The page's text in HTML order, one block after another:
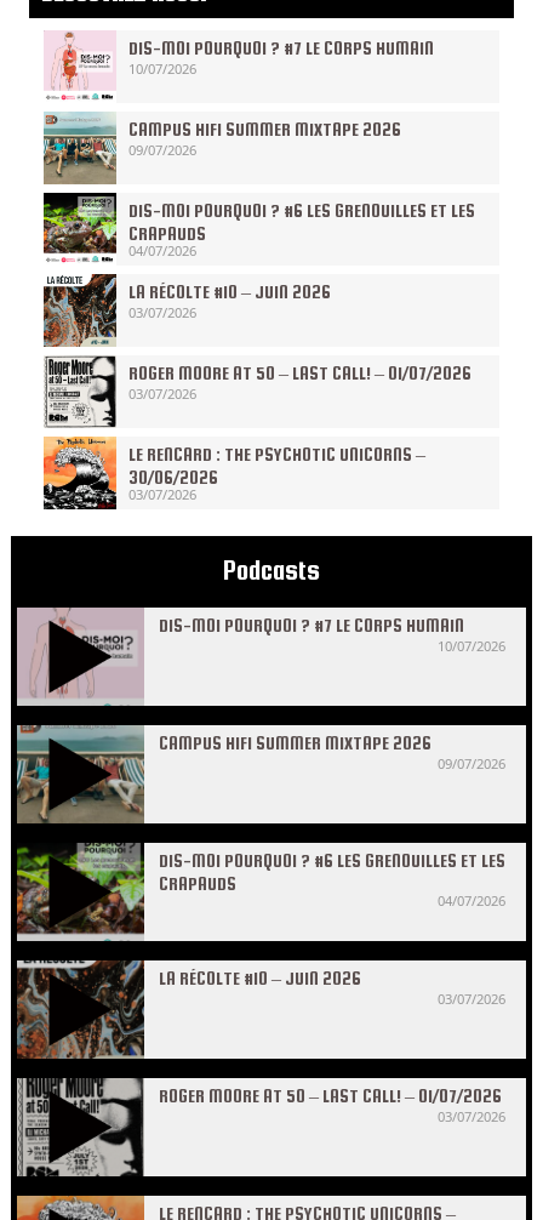
DIS-MOI POURQUOI ? #7 LE CORPS HUMAIN
10/07/2026
CAMPUS HIFI SUMMER MIXTAPE 2026
09/07/2026
DIS-MOI POURQUOI ? #6 LES GRENOUILLES ET LES
CRAPAUDS
04/07/2026
LA RÉCOLTE #10 – JUIN 2026
03/07/2026
ROGER MOORE AT 50 – LAST CALL! – 01/07/2026
03/07/2026
LE RENCARD : THE PSYCHOTIC UNICORNS –
30/06/2026
03/07/2026
Podcasts
DIS-MOI POURQUOI ? #7 LE CORPS HUMAIN
10/07/2026
CAMPUS HIFI SUMMER MIXTAPE 2026
09/07/2026
DIS-MOI POURQUOI ? #6 LES GRENOUILLES ET LES
CRAPAUDS
04/07/2026
LA RÉCOLTE #10 – JUIN 2026
03/07/2026
ROGER MOORE AT 50 – LAST CALL! – 01/07/2026
03/07/2026
LE RENCARD : THE PSYCHOTIC UNICORNS –